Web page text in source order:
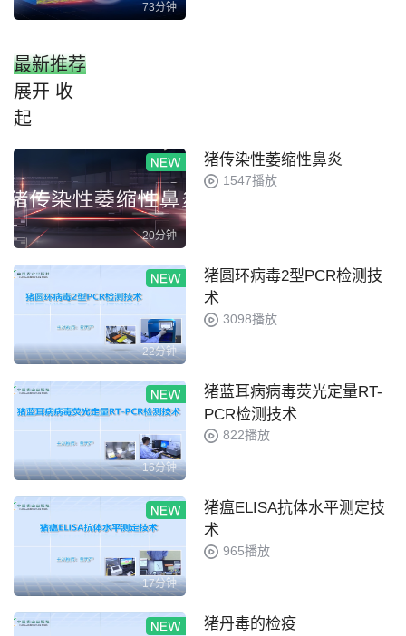
73分钟
最新推荐
展开 收
起
20分钟
猪传染性萎缩性鼻炎
1547播放
22分钟
猪圆环病毒2型PCR检测技
术
3098播放
16分钟
猪蓝耳病病毒荧光定量RT-
PCR检测技术
822播放
17分钟
猪瘟ELISA抗体水平测定技
术
965播放
猪丹毒的检疫